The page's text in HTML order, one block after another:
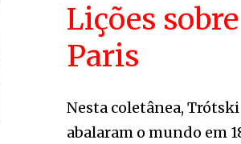
Lições
Paris
Nesta coletânea,
abalaram o mundo em